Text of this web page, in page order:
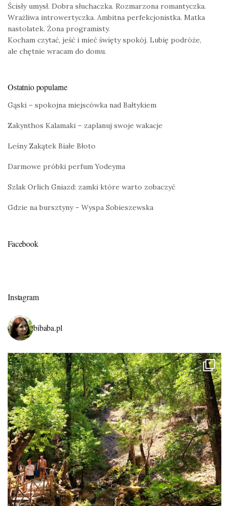
Ścisły umysł. Dobra słuchaczka. Rozmarzona romantyczka.
Wrażliwa introwertyczka. Ambitna perfekcjonistka. Matka
nastolatek. Żona programisty.
Kocham czytać, jeść i mieć święty spokój. Lubię podróże,
ale chętnie wracam do domu.
Ostatnio popularne
Gąski – spokojna miejscówka nad Bałtykiem
Zakynthos Kalamaki – zaplanuj swoje wakacje
Leśny Zakątek Białe Błoto
Darmowe próbki perfum Yodeyma
Szlak Orlich Gniazd: zamki które warto zobaczyć
Gdzie na bursztyny – Wyspa Sobieszewska
Facebook
Instagram
bibaba.pl